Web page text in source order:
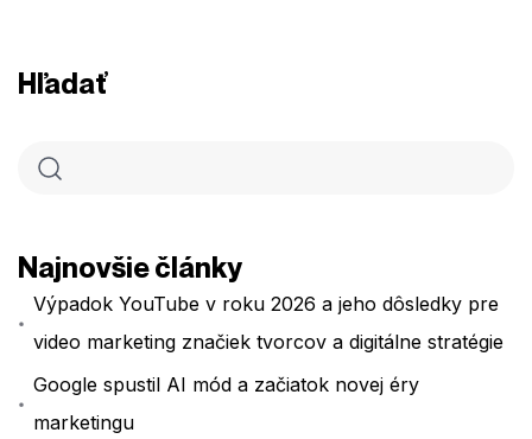
Hľadať
Najnovšie články
Výpadok YouTube v roku 2026 a jeho dôsledky pre
video marketing značiek tvorcov a digitálne stratégie
Google spustil AI mód a začiatok novej éry
marketingu